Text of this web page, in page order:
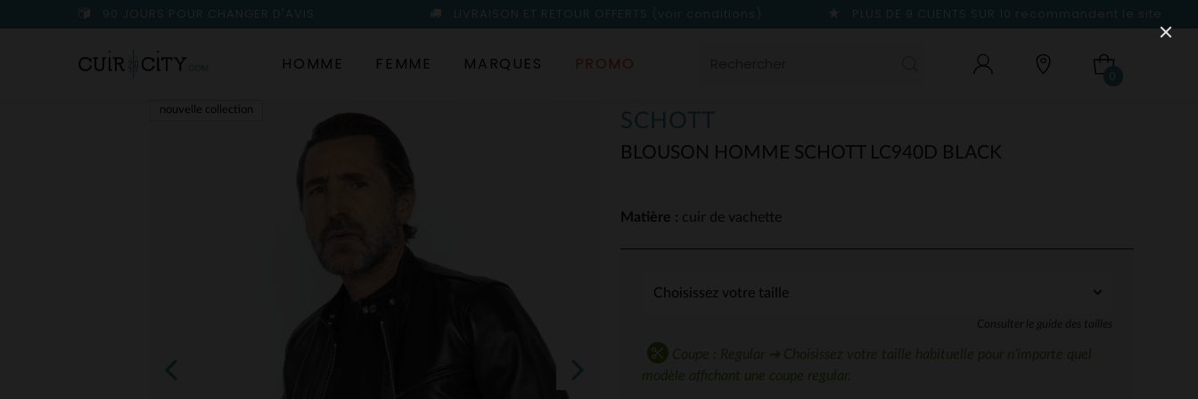
90 JOURS POUR CHANGER D'AVIS LIVRAISON ET RETOUR OFFERTS (voir conditions) PLUS DE 9 CLIENTS SUR 10 recommandent le site
HOMME FEMME MARQUES PROMO
0
SCHOTT
BLOUSON HOMME SCHOTT LC940D BLACK
nouvelle collection
Matière : cuir de vachette
Consulter le guide des tailles
Coupe : Regular ➔ Choisissez votre taille habituelle pour n'importe quel
modèle affichant une coupe regular.